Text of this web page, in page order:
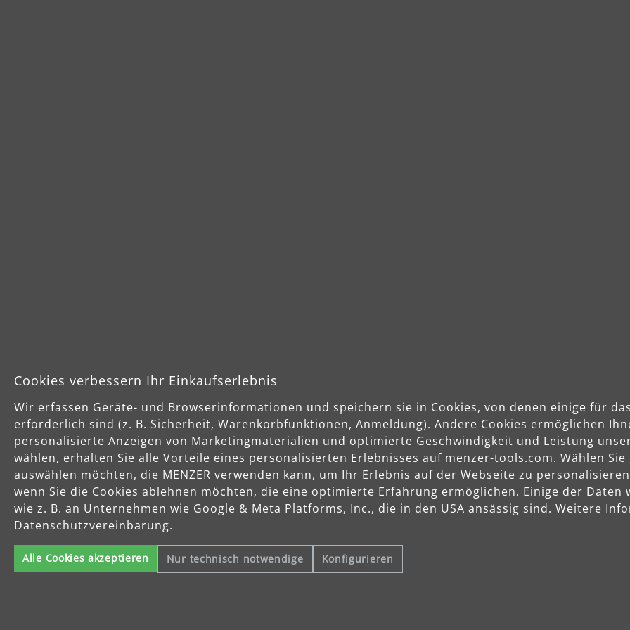
Cookies verbessern Ihr Einkaufserlebnis
Wir erfassen Geräte- und Browserinformationen und speichern sie in Cookies, von denen einige für
erforderlich sind (z. B. Sicherheit, Warenkorbfunktionen, Anmeldung). Andere Cookies ermöglichen
personalisierte Anzeigen von Marketingmaterialien und optimierte Geschwindigkeit und Leistung
wählen, erhalten Sie alle Vorteile eines personalisierten Erlebnisses auf menzer-tools.com. Wählen Sie
auswählen möchten, die MENZER verwenden kann, um Ihr Erlebnis auf der Webseite zu
wenn Sie die Cookies ablehnen möchten, die eine optimierte Erfahrung ermöglichen. Einige der
wie z. B. an Unternehmen wie Google & Meta Platforms, Inc., die in den USA ansässig sind. Weitere
Datenschutzvereinbarung.
Alle Cookies akzeptieren Nur technisch notwendige Konfigurieren